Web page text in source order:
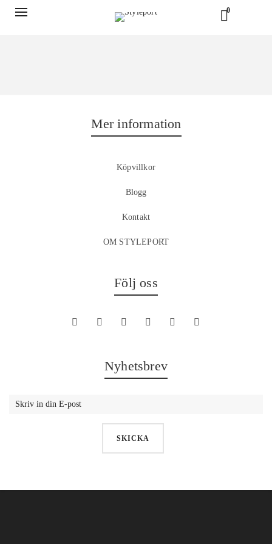
0
Mer information
Köpvillkor
Blogg
Kontakt
OM STYLEPORT
Följ oss
Nyhetsbrev